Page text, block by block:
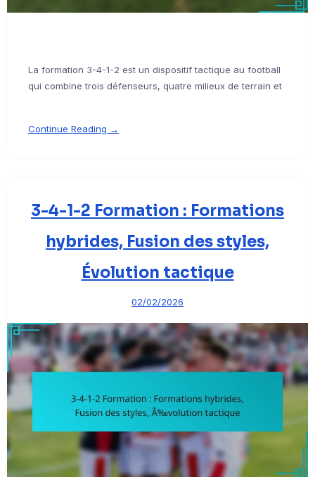
La formation 3-4-1-2 est un dispositif tactique au football
qui combine trois défenseurs, quatre milieux de terrain et
Continue Reading →
3-4-1-2 Formation : Formations
hybrides, Fusion des styles,
Évolution tactique
02/02/2026